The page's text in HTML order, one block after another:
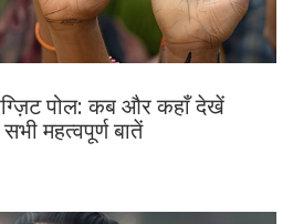
पोल: कब और कहाँ देखें
महत्वपूर्ण बातें